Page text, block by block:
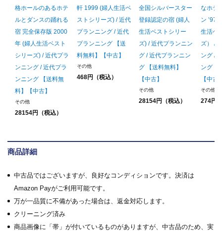
格ホールのあるホテ
ルとダンスの踊れる
宿 完全保存版 2000
年 (婦人生活ベスト
シリーズ) / 近代プラ
ンニング / 近代プラ
ンニング 【送料無
料】【中古】
その他
28154円（税込）
軒 1999 (婦人生活ベ
ストシリーズ) / 近代
プランニング / 近代
プランニング 【送
料無料】【中古】
その他
468円（税込）
全国シルバースター
登録認定の宿 (婦人
生活ベストシリー
ズ) / 近代プランニン
グ / 近代プランニン
グ 【送料無料】
【中古】
その他
28154円（税込）
なホテ
ン ’97
生活ベ
ズ） /
ング /
ング 【
【中古
その他
274円
商品詳細
中古品ではございますが、良好なコンディションです。決済は
Amazon Payがご利用可能です。
万が一品質に不備があった場合は、返金対応します。
クリーニング済み
商品画像に「帯」が付いているものがありますが、中古品のため、実